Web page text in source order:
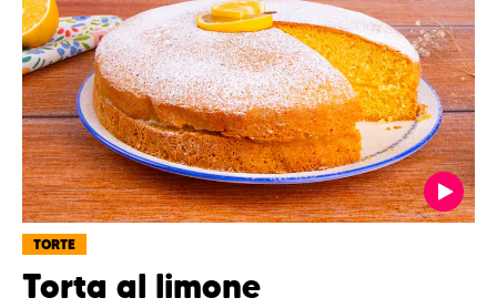
TORTE
Torta al limone